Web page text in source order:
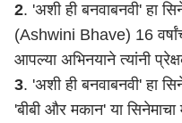
2. 'अशी ही बनवाबनवी' हा
(Ashwini Bhave) 16
आपल्या अभिनयाने त्यांनी
3. 'अशी ही बनवाबनवी' हा
'बीबी और मकान' या